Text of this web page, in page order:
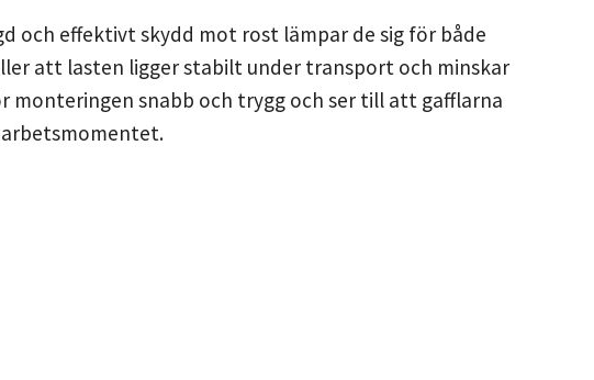
och effektivt skydd mot rost lämpar de sig för både
att lasten ligger stabilt under transport och minskar
monteringen snabb och trygg och ser till att gafflarna